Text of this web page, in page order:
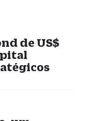
de US$